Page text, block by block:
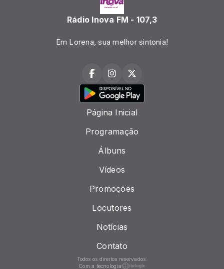
Rádio Inova FM - 107,3
Em Lorena, sua melhor sintonia!
Página Inicial
Programação
Álbuns
Vídeos
Promoções
Locutores
Notícias
Contato
Todos os direitos reservados.
Com a tecnologia